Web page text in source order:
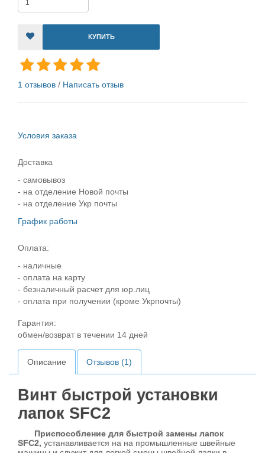
КУПИТЬ
1 отзывов / Написать отзыв
Условия заказа
Доставка
- самовывоз
- на отделение Новой почты
- на отделение Укр почты
График работы
Оплата:
- наличные
- оплата на карту
- безналичный расчет для юр.лиц
- оплата при получении (кроме Укрпочты)
Гарантия:
обмен/возврат в течении 14 дней
Описание Отзывов (1)
Винт быстрой установки
лапок SFC2
Приспособление для быстрой замены лапок
SFC2, устанавливается на на промышленные швейные